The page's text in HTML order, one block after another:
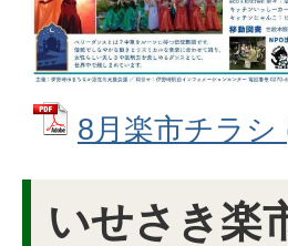
8月楽市チラ
いせさき楽